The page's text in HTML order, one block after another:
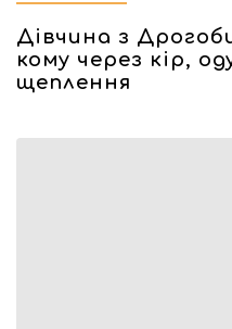
Дівчина з
кому через кір,
щеплення